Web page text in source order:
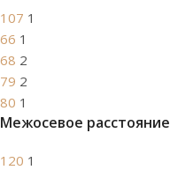
107 1
66 1
68 2
79 2
80 1
Межосевое расстояние
120 1